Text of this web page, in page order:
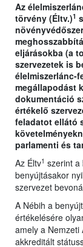
Az
törvény (Éltv.)1
eljárásokba (a
szervezetek is
élelmiszerlánc-
megállapodást
dokumentáció
értékelő
feladatot ellátó
parlamenti és
Az Éltv1 szerint a
benyújtásakor
szervezet
A Nébih a
értékelésére
amely a Nemzeti
akkreditált